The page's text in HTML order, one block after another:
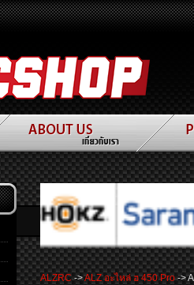
ALZRC->ALZ อะไหล่ ฮ 450 Pro->